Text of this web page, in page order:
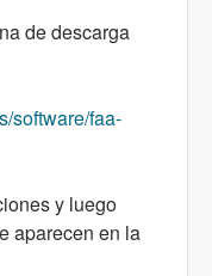
de descarga
software/faa-
y luego
aparecen en la